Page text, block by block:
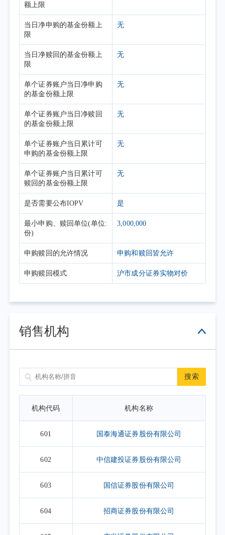
额上限
当日净申购的基金份额上
限
无
当日净赎回的基金份额上
限
无
单个证券账户当日净申购
的基金份额上限
无
单个证券账户当日净赎回
的基金份额上限
无
单个证券账户当日累计可
申购的基金份额上限
无
单个证券账户当日累计可
赎回的基金份额上限
无
是否需要公布IOPV 是
最小申购、赎回单位(单位:
份)
3,000,000
申购赎回的允许情况 申购和赎回皆允许
申购赎回模式 沪市成分证券实物对价
销售机构
搜索
机构代码 机构名称
601 国泰海通证券股份有限公司
602 中信建投证券股份有限公司
603 国信证券股份有限公司
604 招商证券股份有限公司